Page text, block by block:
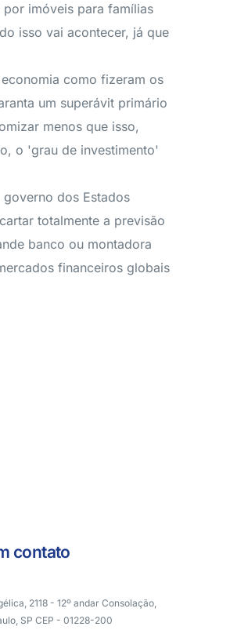
imóveis para famílias
isso vai acontecer, já que
como fizeram os
um superávit primário
menos que isso,
o 'grau de investimento'
dos Estados
totalmente a previsão
banco ou montadora
financeiros globais
contato
2118 - 12º andar Consolação,
SP CEP - 01228-200